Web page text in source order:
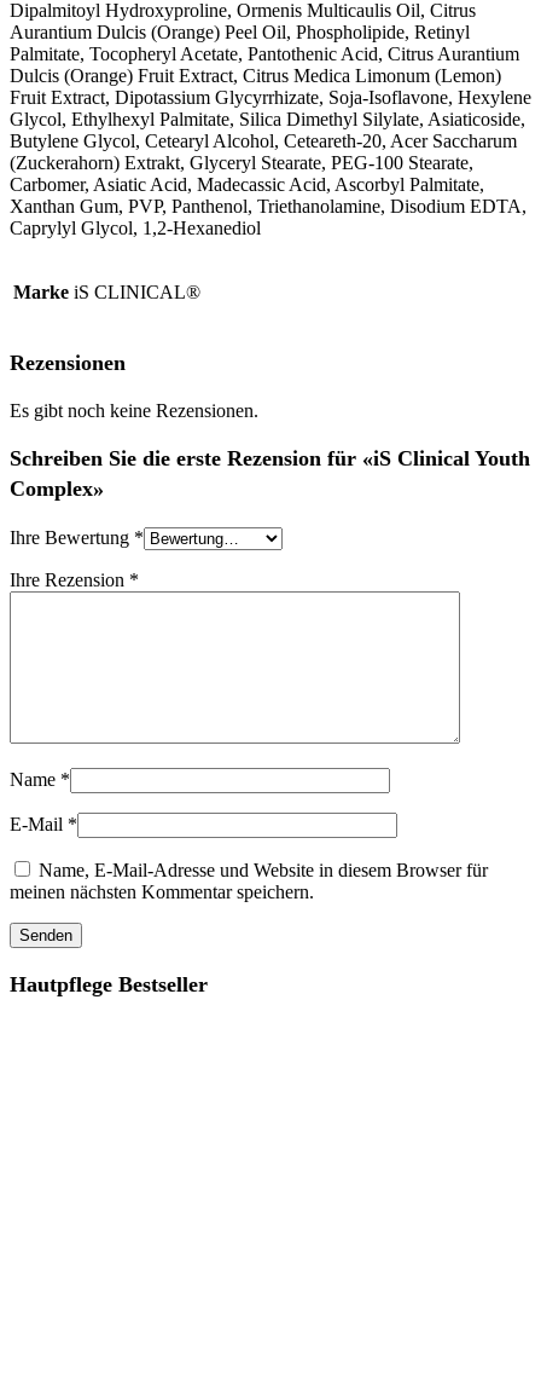
Dipalmitoyl Hydroxyproline, Ormenis Multicaulis Oil, Citrus
Aurantium Dulcis (Orange) Peel Oil, Phospholipide, Retinyl
Palmitate, Tocopheryl Acetate, Pantothenic Acid, Citrus Aurantium
Dulcis (Orange) Fruit Extract, Citrus Medica Limonum (Lemon)
Fruit Extract, Dipotassium Glycyrrhizate, Soja-Isoflavone, Hexylene
Glycol, Ethylhexyl Palmitate, Silica Dimethyl Silylate, Asiaticoside,
Butylene Glycol, Cetearyl Alcohol, Ceteareth-20, Acer Saccharum
(Zuckerahorn) Extrakt, Glyceryl Stearate, PEG-100 Stearate,
Carbomer, Asiatic Acid, Madecassic Acid, Ascorbyl Palmitate,
Xanthan Gum, PVP, Panthenol, Triethanolamine, Disodium EDTA,
Caprylyl Glycol, 1,2-Hexanediol
Marke iS CLINICAL®
Rezensionen
Es gibt noch keine Rezensionen.
Schreiben Sie die erste Rezension für «iS Clinical Youth
Complex»
Ihre Bewertung *
Ihre Rezension *
Name *
E-Mail *
Name, E-Mail-Adresse und Website in diesem Browser für
meinen nächsten Kommentar speichern.
Hautpflege Bestseller